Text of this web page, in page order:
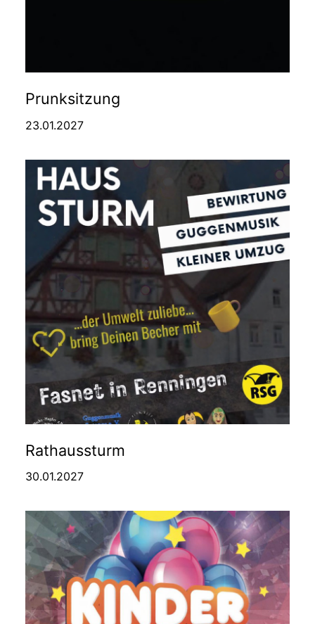
Prunksitzung
23.01.2027
Rathaussturm
30.01.2027